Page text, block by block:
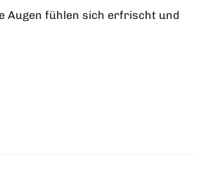
Augen fühlen sich erfrischt und